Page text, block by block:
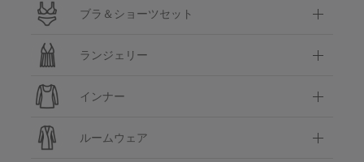
ブラ＆ショーツセット
ランジェリー
インナー
ルームウェア